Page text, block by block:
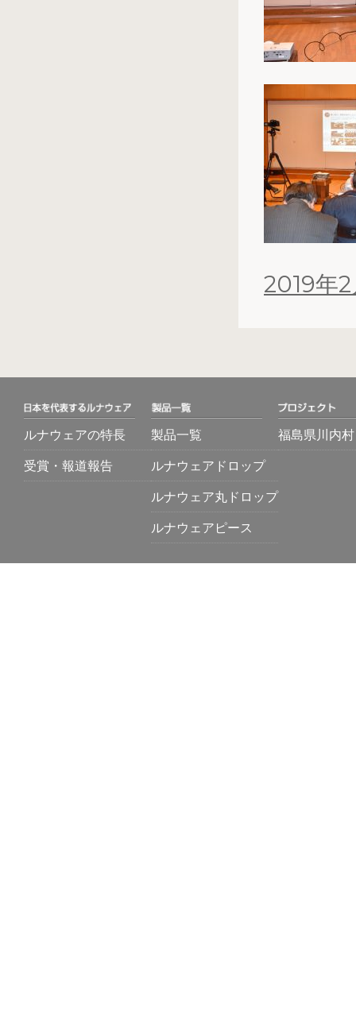
投
稿
2019年
ルナウェアの特長
受賞・報道報告
製品一覧
ルナウェアドロップ
ルナウェア丸ドロップ
ルナウェアピース
福島県川内村